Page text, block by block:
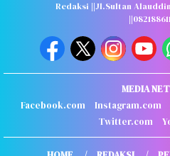
Redaksi ||Jl.Sultan
MEDIA
Facebook.com
Instagram.com
Twitter.com